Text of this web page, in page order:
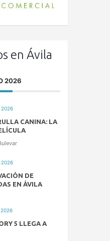
en Ávila
2026
2026
CANINA: LA
2026
DE
EN ÁVILA
2026
5 LLEGA A